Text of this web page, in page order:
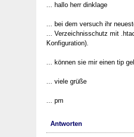
... hallo herr dinklage
... bei dem versuch ihr
... Verzeichnisschutz mit
Konfiguration).
... können sie mir einen tip
... viele grüße
... pm
Antworten